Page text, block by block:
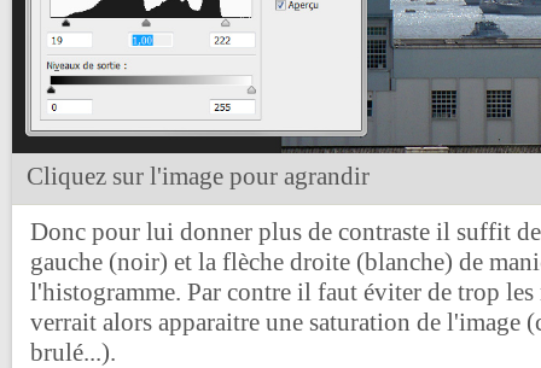
Cliquez sur l'image pour agrandir
Donc pour lui donner plus de contraste il suffit
gauche (noir) et la flèche droite (blanche) de
l'histogramme. Par contre il faut éviter de trop les
verrait alors apparaitre une saturation de l'image
brulé...).